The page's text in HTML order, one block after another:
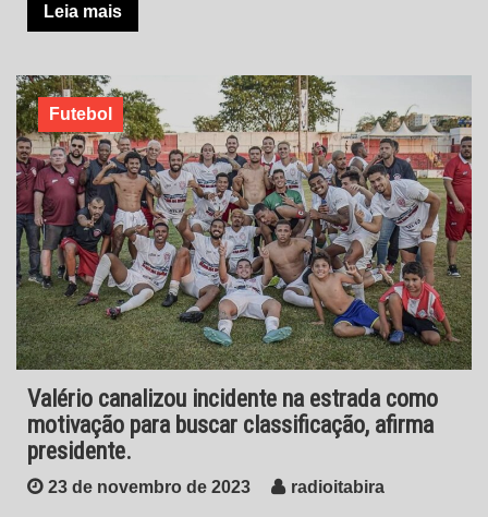
Leia mais
Futebol
Valério canalizou incidente na estrada como
motivação para buscar classificação, afirma
presidente.
23 de novembro de 2023 radioitabira